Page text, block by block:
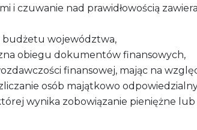
i czuwanie nad prawidłowością
budżetu województwa,
obiegu dokumentów finansowych,
finansowej, mając na
osób majątkowo
wynika zobowiązanie pieniężne